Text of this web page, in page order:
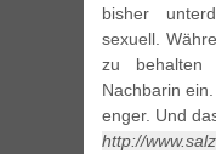
bisher
sexuell.
zu behalten
Nachbarin
enger. Und
http://